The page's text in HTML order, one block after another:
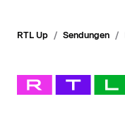
RTL Up Sendungen